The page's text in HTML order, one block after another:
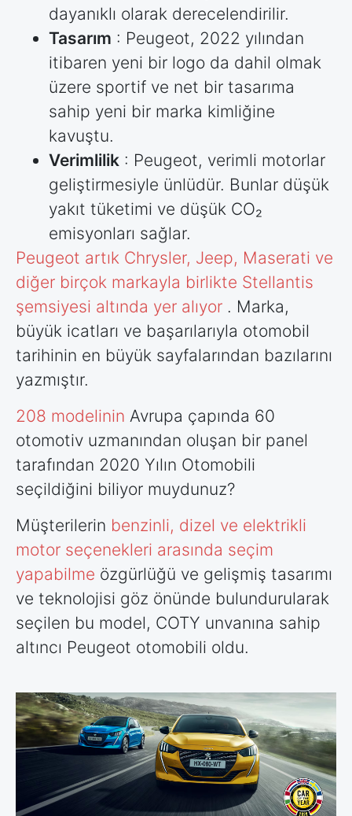
dayanıklı olarak derecelendirilir.
Tasarım : Peugeot, 2022 yılından
itibaren yeni bir logo da dahil olmak
üzere sportif ve net bir tasarıma
sahip yeni bir marka kimliğine
kavuştu.
Verimlilik : Peugeot, verimli motorlar
geliştirmesiyle ünlüdür. Bunlar düşük
yakıt tüketimi ve düşük CO₂
emisyonları sağlar.
Peugeot artık Chrysler, Jeep, Maserati ve
diğer birçok markayla birlikte Stellantis
şemsiyesi altında yer alıyor . Marka,
büyük icatları ve başarılarıyla otomobil
tarihinin en büyük sayfalarından bazılarını
yazmıştır.
208 modelinin Avrupa çapında 60
otomotiv uzmanından oluşan bir panel
tarafından 2020 Yılın Otomobili
seçildiğini biliyor muydunuz?
Müşterilerin benzinli, dizel ve elektrikli
motor seçenekleri arasında seçim
yapabilme özgürlüğü ve gelişmiş tasarımı
ve teknolojisi göz önünde bulundurularak
seçilen bu model, COTY unvanına sahip
altıncı Peugeot otomobili oldu.